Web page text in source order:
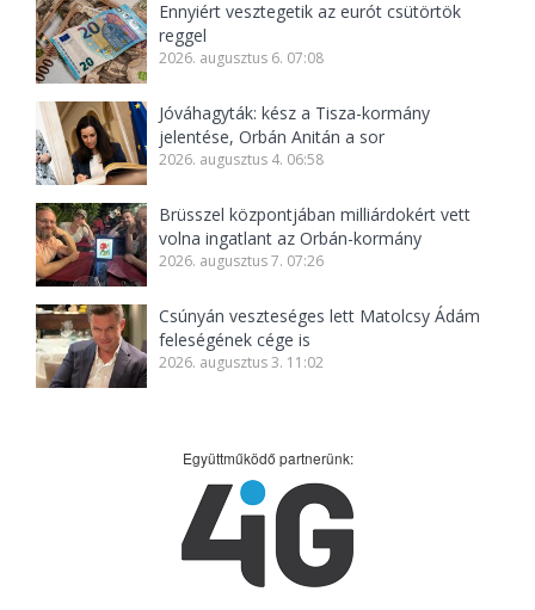
Ennyiért vesztegetik az eurót csütörtök
reggel
2026. augusztus 6. 07:08
Jóváhagyták: kész a Tisza-kormány
jelentése, Orbán Anitán a sor
2026. augusztus 4. 06:58
Brüsszel központjában milliárdokért vett
volna ingatlant az Orbán-kormány
2026. augusztus 7. 07:26
Csúnyán veszteséges lett Matolcsy Ádám
feleségének cége is
2026. augusztus 3. 11:02
Együttműködő partnerünk: